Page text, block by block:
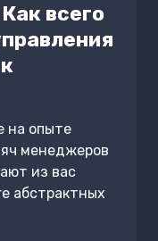
всего
на опыте
менеджеров
из вас
абстрактных